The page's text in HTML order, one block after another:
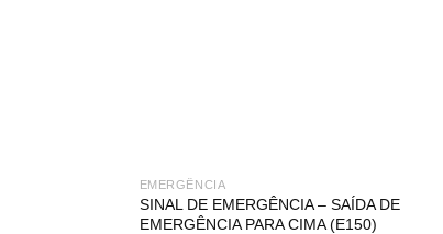
EMERGÊNCIA
SINAL DE EMERGÊNCIA – SAÍDA DE
EMERGÊNCIA PARA CIMA (E150)